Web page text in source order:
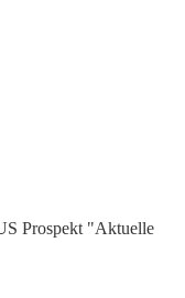
Prospekt "Aktuelle